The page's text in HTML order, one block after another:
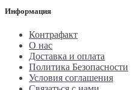
Информация
Контрафакт
О нас
Доставка и оплата
Политика Безопасности
Условия соглашения